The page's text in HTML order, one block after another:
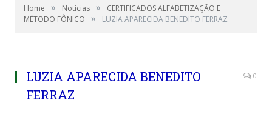
Home » Notícias »
CERTIFICADOS ALFABETIZAÇÃO E
MÉTODO FÔNICO
» LUZIA APARECIDA BENEDITO FERRAZ
LUZIA APARECIDA BENEDITO
FERRAZ
0